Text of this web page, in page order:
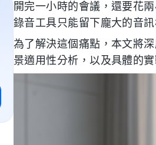
開完一小時的會議，還要花
錄音工具只能留下龐大的音
為了解決這個痛點，本文將
景適用性分析，以及具體的實